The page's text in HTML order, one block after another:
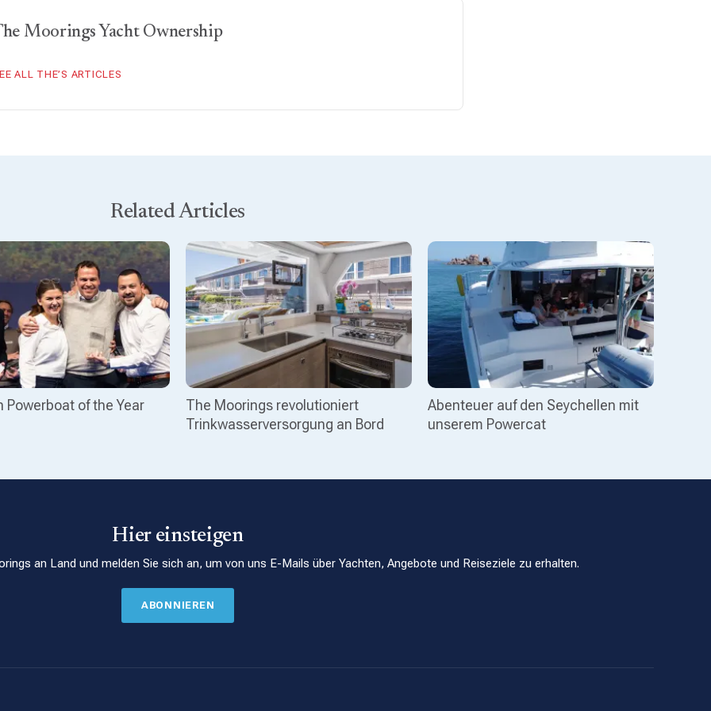
Moorings Yacht Ownership
ALL THE’S ARTICLES
Related Articles
Powerboat of the Year
The Moorings revolutioniert
Trinkwasserversorgung an Bord
Abenteuer auf den Seychellen mit
unserem Powercat
Hier einsteigen
an Land und melden Sie sich an, um von uns E-Mails über Yachten, Angebote und Reiseziele zu erhalten.
ABONNIEREN